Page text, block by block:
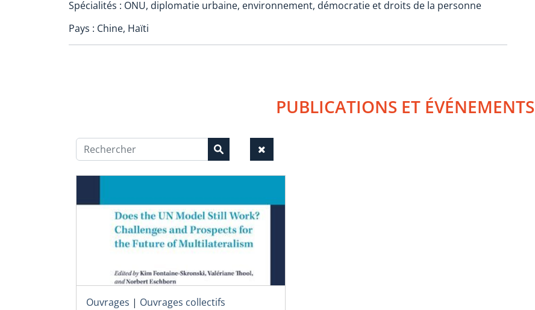
Spécialités : ONU, diplomatie urbaine, environnement, démocratie et droits de la personne
Pays : Chine, Haïti
PUBLICATIONS ET ÉVÉNEMENTS
Ouvrages | Ouvrages collectifs